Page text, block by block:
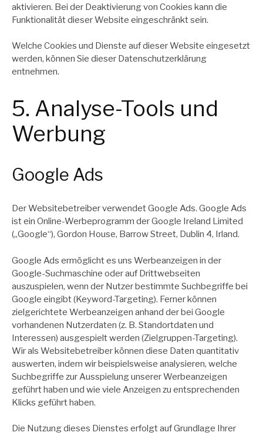
aktivieren. Bei der Deaktivierung von Cookies kann die
Funktionalität dieser Website eingeschränkt sein.
Welche Cookies und Dienste auf dieser Website eingesetzt
werden, können Sie dieser Datenschutzerklärung
entnehmen.
5. Analyse-Tools und
Werbung
Google Ads
Der Websitebetreiber verwendet Google Ads. Google Ads
ist ein Online-Werbeprogramm der Google Ireland Limited
(„Google“), Gordon House, Barrow Street, Dublin 4, Irland.
Google Ads ermöglicht es uns Werbeanzeigen in der
Google-Suchmaschine oder auf Drittwebseiten
auszuspielen, wenn der Nutzer bestimmte Suchbegriffe bei
Google eingibt (Keyword-Targeting). Ferner können
zielgerichtete Werbeanzeigen anhand der bei Google
vorhandenen Nutzerdaten (z. B. Standortdaten und
Interessen) ausgespielt werden (Zielgruppen-Targeting).
Wir als Websitebetreiber können diese Daten quantitativ
auswerten, indem wir beispielsweise analysieren, welche
Suchbegriffe zur Ausspielung unserer Werbeanzeigen
geführt haben und wie viele Anzeigen zu entsprechenden
Klicks geführt haben.
Die Nutzung dieses Dienstes erfolgt auf Grundlage Ihrer